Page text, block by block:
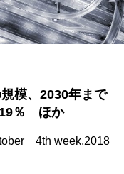
模、2030年まで
％ ほか
4th week,2018